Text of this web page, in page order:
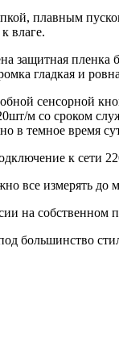
плавным
влаге.
защитная пленка
гладкая и
сенсорной
м со сроком
в темное время
к сети
все измерять до
на собственном
большинство